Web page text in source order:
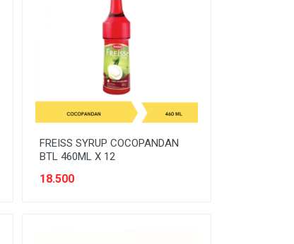
FREISS SYRUP COCOPANDAN
BTL 460ML X 12
18.500